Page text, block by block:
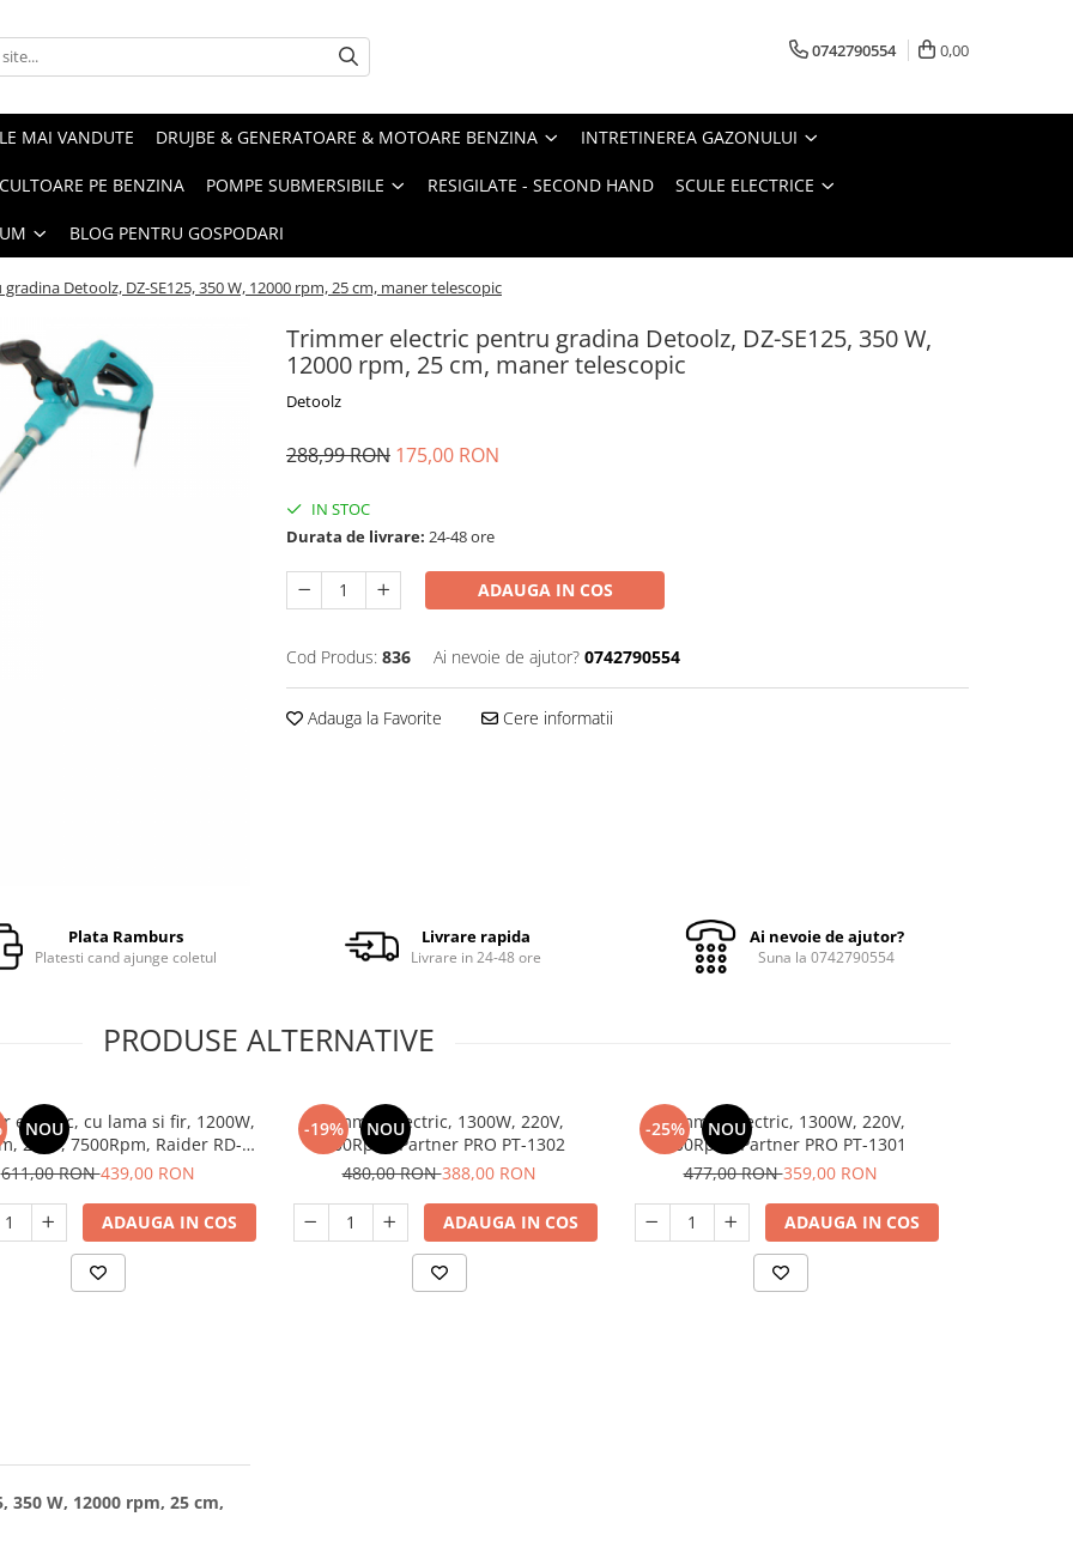
0742790554 0,00
MAI VANDUTE DRUJBE & GENERATOARE & MOTOARE BENZINA INTRETINEREA GAZONULUI
PE BENZINA POMPE SUBMERSIBILE RESIGILATE - SECOND HAND SCULE ELECTRICE
BLOG PENTRU GOSPODARI
Detoolz, DZ-SE125, 350 W, 12000 rpm, 25 cm, maner telescopic
Trimmer electric pentru gradina Detoolz, DZ-SE125, 350 W,
12000 rpm, 25 cm, maner telescopic
Detoolz
288,99 RON 175,00 RON
IN STOC
Durata de livrare: 24-48 ore
ADAUGA IN COS
Cod Produs: 836 Ai nevoie de ajutor? 0742790554
Adauga la Favorite Cere informatii
Plata Ramburs
Platesti cand ajunge coletul
Livrare rapida
Livrare in 24-48 ore
Ai nevoie de ajutor?
Suna la 0742790554
PRODUSE ALTERNATIVE
NOU
electric, cu lama si fir, 1200W,
220V, 7500Rpm, Raider RD-
EBC02
611,00 RON439,00 RON
ADAUGA IN COS
-19% NOU
Trimmer electric, 1300W, 220V,
7000Rpm, Partner PRO PT-1302
480,00 RON388,00 RON
ADAUGA IN COS
-25% NOU
Trimmer electric, 1300W, 220V,
7000Rpm, Partner PRO PT-1301
477,00 RON359,00 RON
ADAUGA IN COS
350 W, 12000 rpm, 25 cm,